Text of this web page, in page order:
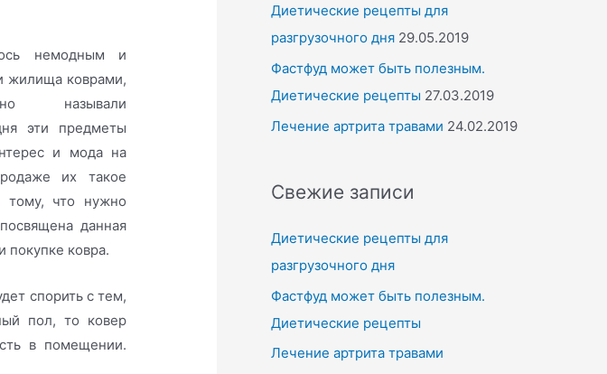
немодным и
жилища коврами,
называли
эти предметы
и мода на
их такое
тому, что нужно
данная
покупке ковра.
спорить с тем,
пол, то ковер
в помещении.
Диетические рецепты для
разгрузочного дня 29.05.2019
Фастфуд может быть полезным.
Диетические рецепты 27.03.2019
Лечение артрита травами 24.02.2019
Свежие записи
Диетические рецепты для
разгрузочного дня
Фастфуд может быть полезным.
Диетические рецепты
Лечение артрита травами